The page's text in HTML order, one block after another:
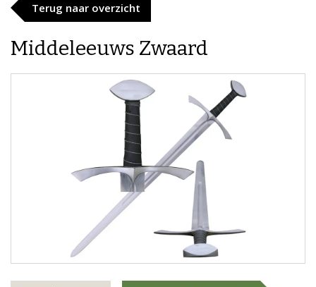
Terug naar overzicht
Middeleeuws Zwaard